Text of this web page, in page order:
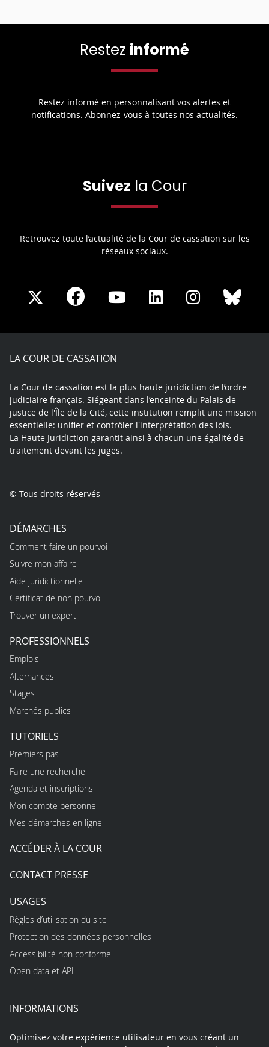
Restez informé
Restez informé en personnalisant vos alertes et
notifications. Abonnez-vous à toutes nos actualités.
Suivez la Cour
Retrouvez toute l’actualité de la Cour de cassation sur les
réseaux sociaux.
Share
X
Share
Facebook
Share
Youtube
Share
LinkedIn
Share
Instagram
LA COUR DE CASSATION
La Cour de cassation est la plus haute juridiction de l’ordre
judiciaire français. Siégeant dans l’enceinte du Palais de
justice de l'Île de la Cité, cette institution remplit une mission
essentielle: unifier et contrôler l'interprétation des lois.
La Haute Juridiction garantit ainsi à chacun une égalité de
traitement devant les juges.
© Tous droits réservés
DÉMARCHES
Comment faire un pourvoi
Suivre mon affaire
Aide juridictionnelle
Certificat de non pourvoi
Trouver un expert
PROFESSIONNELS
Emplois
Alternances
Stages
Marchés publics
TUTORIELS
Premiers pas
Faire une recherche
Agenda et inscriptions
Mon compte personnel
Mes démarches en ligne
ACCÉDER À LA COUR
CONTACT PRESSE
USAGES
Règles d’utilisation du site
Protection des données personnelles
Accessibilité non conforme
Open data et API
INFORMATIONS
Optimisez votre expérience utilisateur en vous créant un